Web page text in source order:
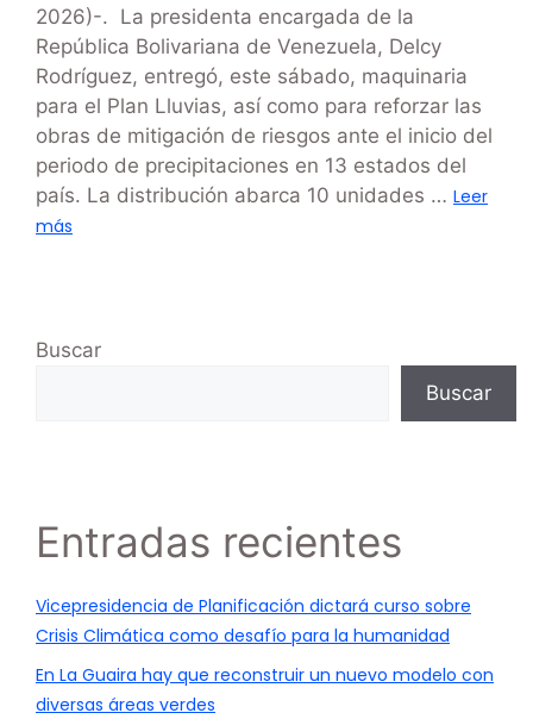
2026)-. La presidenta encargada de la
República Bolivariana de Venezuela, Delcy
Rodríguez, entregó, este sábado, maquinaria
para el Plan Lluvias, así como para reforzar las
obras de mitigación de riesgos ante el inicio del
periodo de precipitaciones en 13 estados del
país. La distribución abarca 10 unidades … Leer
más
Buscar
Buscar
Entradas recientes
Vicepresidencia de Planificación dictará curso sobre
Crisis Climática como desafío para la humanidad
En La Guaira hay que reconstruir un nuevo modelo con
diversas áreas verdes